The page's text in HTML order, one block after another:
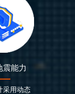
震能力
采用动态